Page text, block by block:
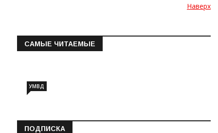
Наверх
САМЫЕ ЧИТАЕМЫЕ
УМВД
ПОДПИСКА